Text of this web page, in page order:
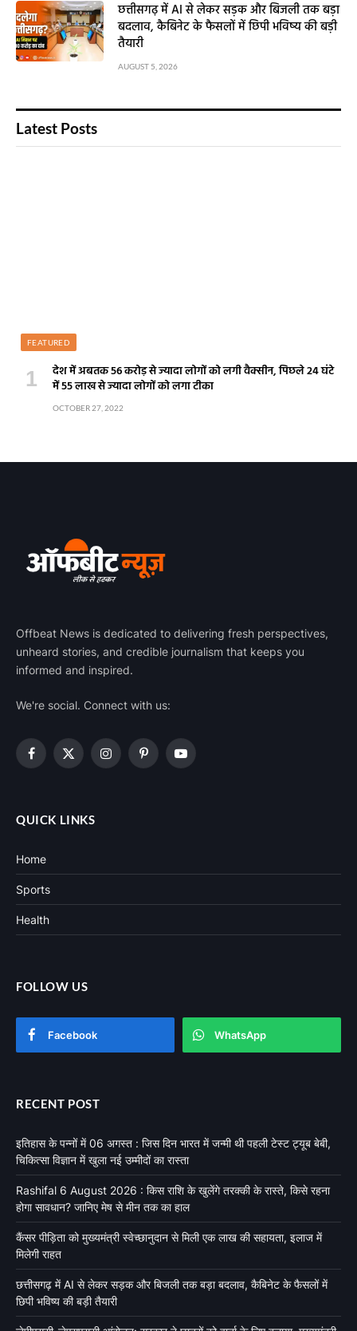
छत्तीसगढ़ में AI से लेकर सड़क और बिजली तक बड़ा
बदलाव, कैबिनेट के फैसलों में छिपी भविष्य की बड़ी
तैयारी
AUGUST 5, 2026
Latest Posts
FEATURED
देश में अबतक 56 करोड़ से ज्यादा लोगों को लगी वैक्सीन, पिछले 24 घंटे
में 55 लाख से ज्यादा लोगों को लगा टीका
OCTOBER 27, 2022
Offbeat News is dedicated to delivering fresh perspectives,
unheard stories, and credible journalism that keeps you
informed and inspired.
We're social. Connect with us:
Facebook
X
InstagramPinterestYouTube
QUICK LINKS
Home
Sports
Health
FOLLOW US
Facebook WhatsApp
RECENT POST
इतिहास के पन्नों में 06 अगस्त : जिस दिन भारत में जन्मी थी पहली टेस्ट ट्यूब बेबी,
चिकित्सा विज्ञान में खुला नई उम्मीदों का रास्ता
Rashifal 6 August 2026 : किस राशि के खुलेंगे तरक्की के रास्ते, किसे रहना
होगा सावधान? जानिए मेष से मीन तक का हाल
कैंसर पीड़िता को मुख्यमंत्री स्वेच्छानुदान से मिली एक लाख की सहायता, इलाज में
मिलेगी राहत
छत्तीसगढ़ में AI से लेकर सड़क और बिजली तक बड़ा बदलाव, कैबिनेट के फैसलों में
छिपी भविष्य की बड़ी तैयारी